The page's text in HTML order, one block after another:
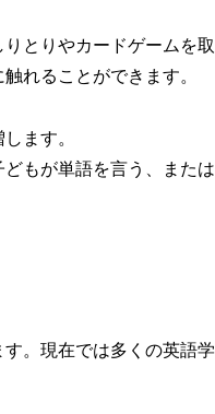
とりやカードゲームを取
れることができます。
ます。
もが単語を言う、または
。現在では多くの英語学